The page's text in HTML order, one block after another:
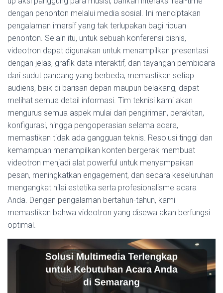
dengan penonton melalui media sosial. Ini menciptakan
pengalaman imersif yang tak terlupakan bagi ribuan
penonton. Selain itu, untuk sebuah konferensi bisnis,
videotron dapat digunakan untuk menampilkan presentasi
dengan jelas, grafik data interaktif, dan tayangan pembicara
dari sudut pandang yang berbeda, memastikan setiap
audiens, baik di barisan depan maupun belakang, dapat
melihat semua detail informasi. Tim teknisi kami akan
mengurus semua aspek mulai dari pengiriman, perakitan,
konfigurasi, hingga pengoperasian selama acara,
memastikan tidak ada gangguan teknis. Resolusi tinggi dan
kemampuan menampilkan konten bergerak membuat
videotron menjadi alat powerful untuk menyampaikan
pesan, meningkatkan engagement, dan secara keseluruhan
mengangkat nilai estetika serta profesionalisme acara
Anda. Dengan pengalaman bertahun-tahun, kami
memastikan bahwa videotron yang disewa akan berfungsi
optimal.